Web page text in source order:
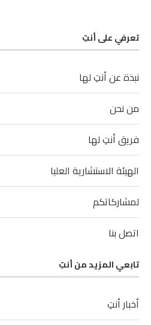
تعرفي على أنتِ
نبذة عن أنتِ لها
من نحن
فريق أنتِ لها
الهيئة الاستشارية العليا
لمشاركاتكم
اتصل بنا
تابعي المزيد من أنتِ
أخبار أنتِ